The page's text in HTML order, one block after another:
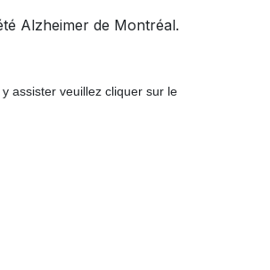
Alzheimer de Montréal.
y assister veuillez cliquer sur le